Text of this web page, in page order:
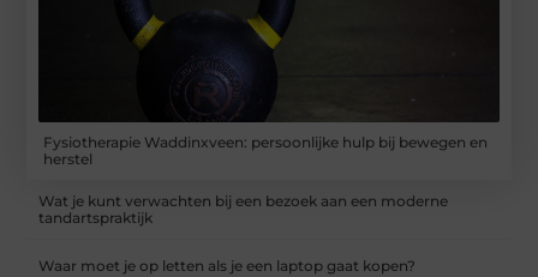
Fysiotherapie Waddinxveen: persoonlijke hulp bij bewegen en
herstel
Wat je kunt verwachten bij een bezoek aan een moderne
tandartspraktijk
Waar moet je op letten als je een laptop gaat kopen?